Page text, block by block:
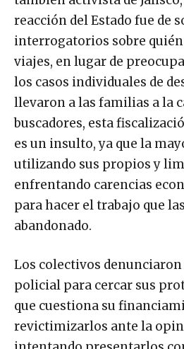
reacción del Estado fue de
interrogatorios sobre
viajes, en lugar de
los casos individuales de
llevaron a las familias a la
buscadores, esta
es un insulto, ya que la
utilizando sus propios y
enfrentando carencias
para hacer el trabajo que
abandonado.
Los colectivos
policial para cercar sus
que cuestiona su
revictimizarlos ante la